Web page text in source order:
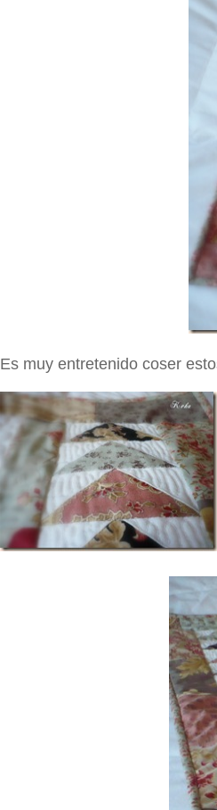
Es muy entretenido coser